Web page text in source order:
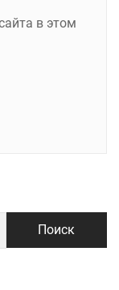
в этом